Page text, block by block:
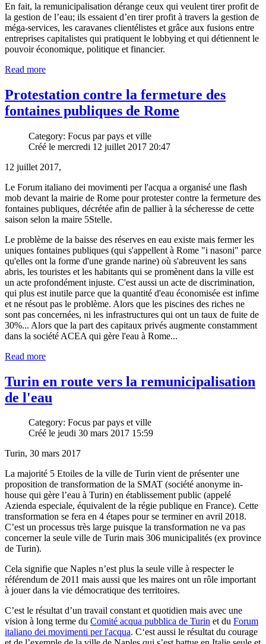
En fait, la remunicipalisation dérange ceux qui veulent tirer profit de
la gestion de l’eau; ils essaient d’en tirer profit à travers la gestion de
méga-services, les caravanes clientélistes et grâce aux fusions entre
entreprises capitalistes qui pratiquent le lobbying et qui détiennent le
pouvoir économique, politique et financier.
Read more
Protestation contre la fermeture des
fontaines publiques de Rome
Category: Focus par pays et ville
Créé le mercredi 12 juillet 2017 20:47
12 juillet 2017,
Le Forum italiano dei movimenti per l'acqua a organisé une flash
mob devant la mairie de Rome pour protester contre la fermeture des
fontaines publiques, décrétée afin de pallier à la sécheresse de cette
saison selon la maire 5Stelle.
Le problème de la baisse des réserves en eau existe mais fermer les
uniques fontaines publiques (qui s'appellent à Rome "i nasoni" parce
qu'elles ont la forme d'une grande narine) où s'abreuvent les sans
abris, les touristes et les habitants qui se promènent dans la ville est
un acte profondément injuste. C'est aussi un acte de discrimination,
qui plus est inutile parce que la quantité d'eau économisée est infime
et ne résout pas le problème. Alors que les piscines des riches ne
sont pas concernées, ni les infrastructures qui ont un taux de fuite de
30%... Alors que la part des capitaux privés augmente constamment
dans la société ACEA qui gère l'eau à Rome...
Read more
Turin en route vers la remunicipalisation
de l'eau
Category: Focus par pays et ville
Créé le jeudi 30 mars 2017 15:59
Turin, 30 mars 2017
La majorité 5 Etoiles de la ville de Turin vient de présenter une
proposition de transformation de la SMAT (société anonyme in-
house qui gère l’eau à Turin) en établissement public (appelé
Azienda especiale, équivalent de la régie publique en France). Cette
transformation se fera en 4 étapes pour se terminer en avril 2018.
C’est un processus très large puisque la transformation ne va pas
concerner la seule ville de Turin mais 306 municipalités (ex province
de Turin).
Cela signifie que Naples n’est plus la seule ville à respecter le
référendum de 2011 mais aussi que les maires ont un rôle important
à jouer dans la vie démocratique des territoires.
C’est le résultat d’un travail constant et quotidien mais avec une
vision à long terme du Comité acqua pubblica de Turin et du Forum
italiano dei movimenti per l'acqua. C‘est aussi le résultat du courage